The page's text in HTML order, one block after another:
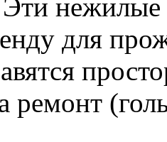
нежилые
для
ремонт